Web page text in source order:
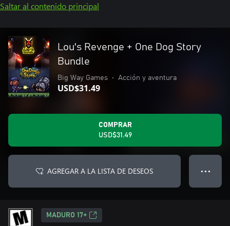
Saltar al contenido principal
Lou's Revenge + One Dog Story
Bundle
Big Way Games • Acción y aventura
USD$31.49
COMPRAR
USD$31.49
AGREGAR A LA LISTA DE DESEOS ● ● ●
MADURO 17+